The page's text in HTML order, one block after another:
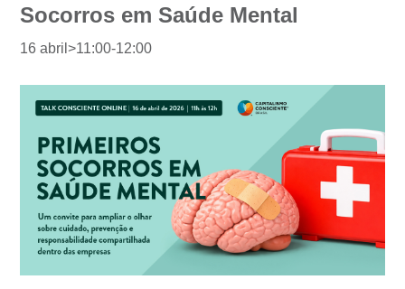
Socorros em Saúde Mental
16 abril>11:00-12:00